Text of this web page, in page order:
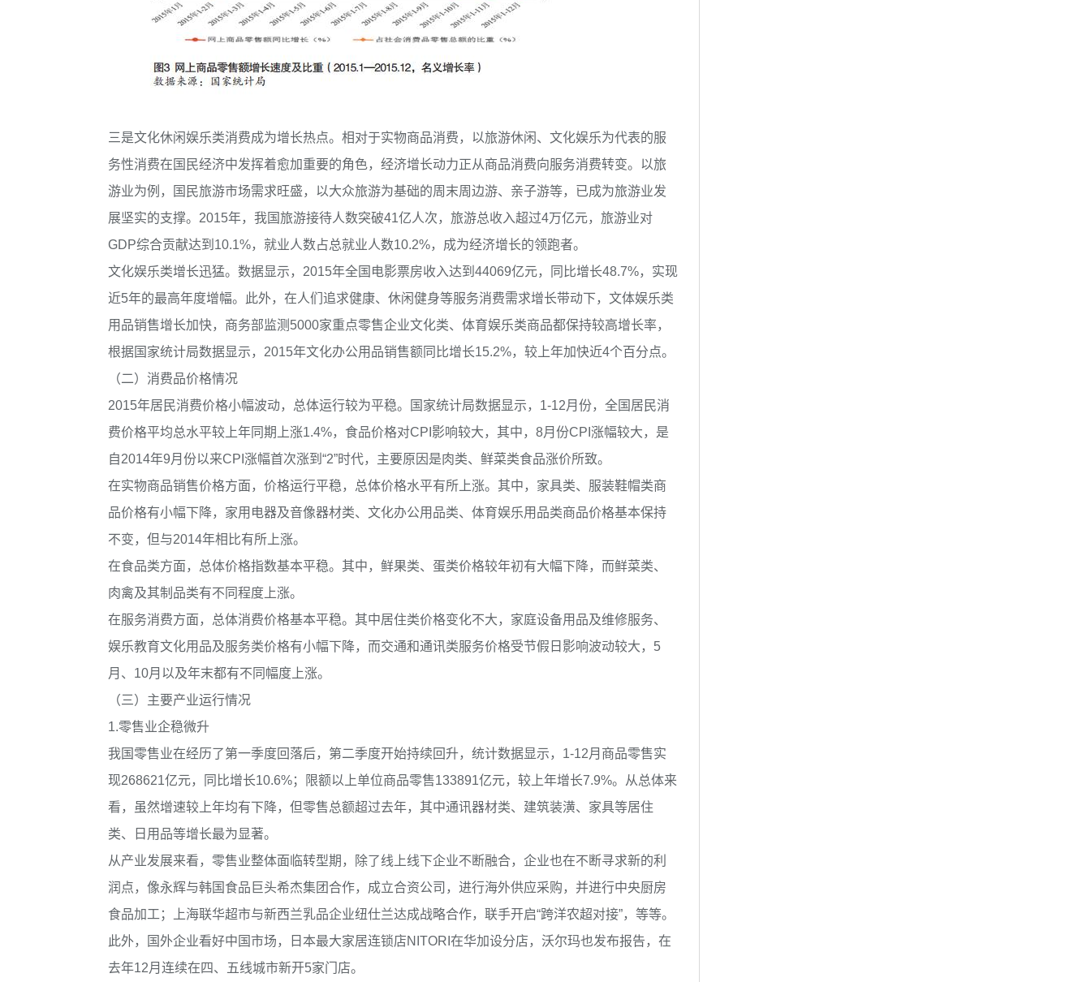
三是文化休闲娱乐类消费成为增长热点。相对于实物商品消费，以旅游休闲、文化娱乐为代表的服
务性消费在国民经济中发挥着愈加重要的角色，经济增长动力正从商品消费向服务消费转变。以旅
游业为例，国民旅游市场需求旺盛，以大众旅游为基础的周末周边游、亲子游等，已成为旅游业发
展坚实的支撑。2015年，我国旅游接待人数突破41亿人次，旅游总收入超过4万亿元，旅游业对
GDP综合贡献达到10.1%，就业人数占总就业人数10.2%，成为经济增长的领跑者。
文化娱乐类增长迅猛。数据显示，2015年全国电影票房收入达到44069亿元，同比增长48.7%，实现
近5年的最高年度增幅。此外，在人们追求健康、休闲健身等服务消费需求增长带动下，文体娱乐类
用品销售增长加快，商务部监测5000家重点零售企业文化类、体育娱乐类商品都保持较高增长率，
根据国家统计局数据显示，2015年文化办公用品销售额同比增长15.2%，较上年加快近4个百分点。
（二）消费品价格情况
2015年居民消费价格小幅波动，总体运行较为平稳。国家统计局数据显示，1-12月份，全国居民消
费价格平均总水平较上年同期上涨1.4%，食品价格对CPI影响较大，其中，8月份CPI涨幅较大，是
自2014年9月份以来CPI涨幅首次涨到“2”时代，主要原因是肉类、鲜菜类食品涨价所致。
在实物商品销售价格方面，价格运行平稳，总体价格水平有所上涨。其中，家具类、服装鞋帽类商
品价格有小幅下降，家用电器及音像器材类、文化办公用品类、体育娱乐用品类商品价格基本保持
不变，但与2014年相比有所上涨。
在食品类方面，总体价格指数基本平稳。其中，鲜果类、蛋类价格较年初有大幅下降，而鲜菜类、
肉禽及其制品类有不同程度上涨。
在服务消费方面，总体消费价格基本平稳。其中居住类价格变化不大，家庭设备用品及维修服务、
娱乐教育文化用品及服务类价格有小幅下降，而交通和通讯类服务价格受节假日影响波动较大，5
月、10月以及年末都有不同幅度上涨。
（三）主要产业运行情况
1.零售业企稳微升
我国零售业在经历了第一季度回落后，第二季度开始持续回升，统计数据显示，1-12月商品零售实
现268621亿元，同比增长10.6%；限额以上单位商品零售133891亿元，较上年增长7.9%。从总体来
看，虽然增速较上年均有下降，但零售总额超过去年，其中通讯器材类、建筑装潢、家具等居住
类、日用品等增长最为显著。
从产业发展来看，零售业整体面临转型期，除了线上线下企业不断融合，企业也在不断寻求新的利
润点，像永辉与韩国食品巨头希杰集团合作，成立合资公司，进行海外供应采购，并进行中央厨房
食品加工；上海联华超市与新西兰乳品企业纽仕兰达成战略合作，联手开启“跨洋农超对接”，等等。
此外，国外企业看好中国市场，日本最大家居连锁店NITORI在华加设分店，沃尔玛也发布报告，在
去年12月连续在四、五线城市新开5家门店。